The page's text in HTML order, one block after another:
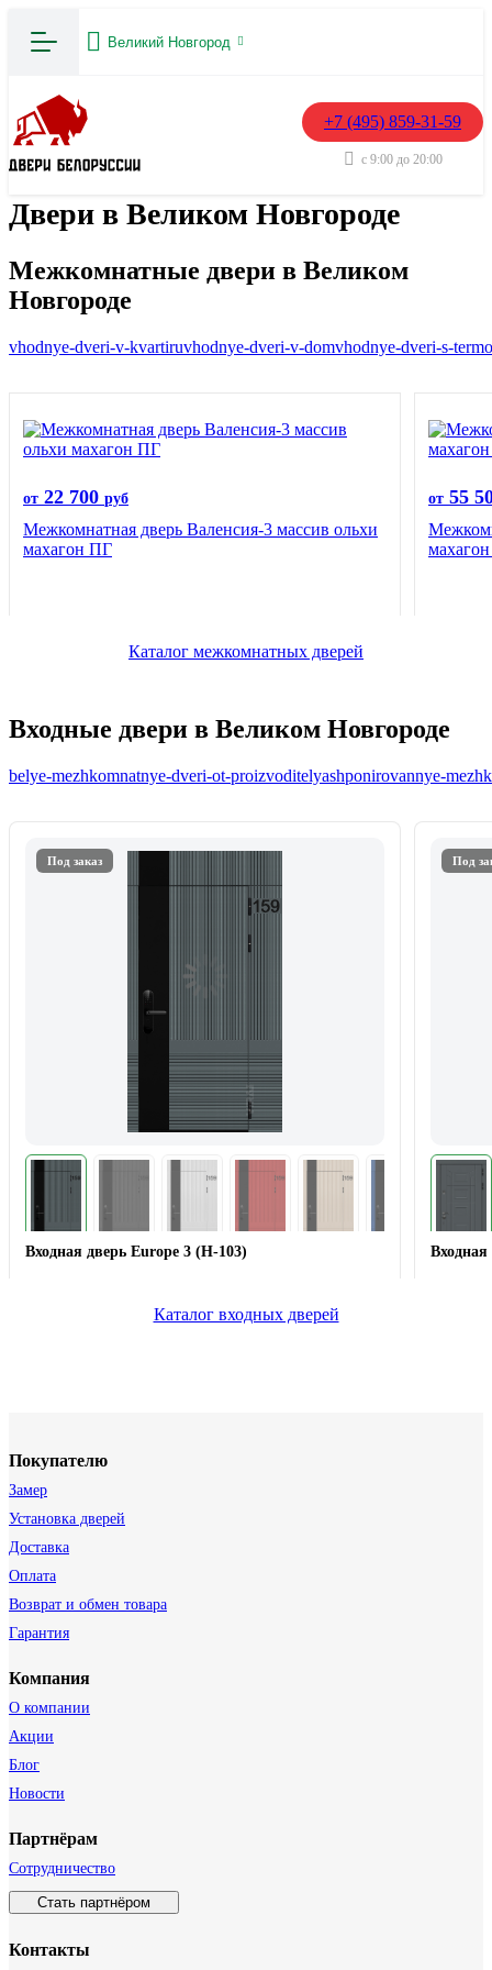
Великий Новгород
+7 (495) 859-31-59
с 9:00 до 20:00
Двери в Великом Новгороде
Межкомнатные двери в Великом
Новгороде
vhodnye-dveri-v-kvartiruvhodnye-dveri-v-domvhodnye-dveri-s-
от 22 700 руб
Межкомнатная дверь Валенсия-3 массив ольхи
махагон ПГ
от 55
Каталог межкомнатных дверей
Входные двери в Великом Новгороде
belye-mezhkomnatnye-dveri-ot-proizvoditelyashponirovannye-
Под заказ
Входная дверь Europe 3 (Н-103)
Под
Каталог входных дверей
Покупателю
Замер
Установка дверей
Доставка
Оплата
Возврат и обмен товара
Гарантия
Компания
О компании
Акции
Блог
Новости
Партнёрам
Сотрудничество
Стать партнёром
Контакты